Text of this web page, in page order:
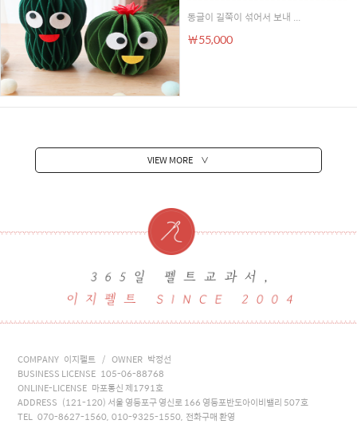
동글이 길쭉이 섞어서 보내 ...
￦55,000
VIEW MORE ∨
COMPANY 이지펠트 / OWNER 박정선
BUSINESS LICENSE 105-06-88768
ONLINE-LICENSE 마포통신 제1791호
ADDRESS (121-120) 서울 영등포구 영신로 166 영등포반도아이비밸리 507호
TEL 070-8627-1560, 010-9325-1550, 전화구매 환영